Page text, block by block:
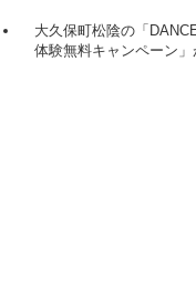
大久保町松陰の「
体験無料キャンペーン」